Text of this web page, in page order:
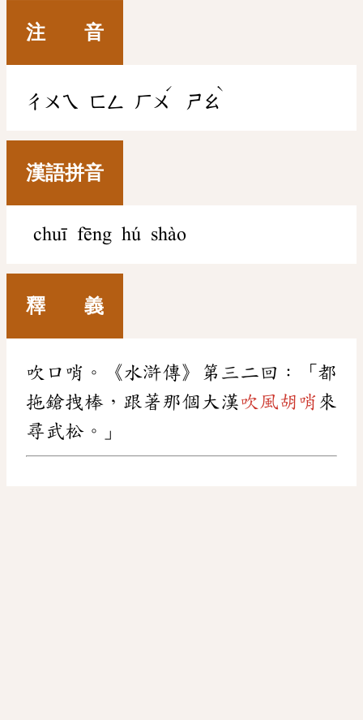
注 音
ㄔㄨㄟ ㄈㄥ ㄏㄨ
ˊ
ㄕㄠ
ˋ
漢語拼音
chuī fēng hú shào
釋 義
吹口哨。《水滸傳》第三二回：「都
拖鎗拽棒，跟著那個大漢吹風胡哨 來
尋武松。」